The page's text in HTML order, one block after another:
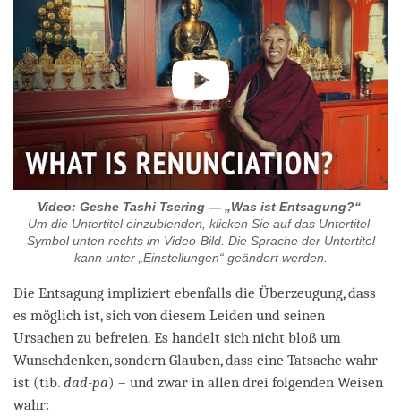
Video: Geshe Tashi Tsering — „Was ist Entsagung?“
Um die Untertitel einzublenden, klicken Sie auf das Untertitel-
Symbol unten rechts im Video-Bild. Die Sprache der Untertitel
kann unter „Einstellungen“ geändert werden.
Die Entsagung impliziert ebenfalls die Überzeugung, dass
es möglich ist, sich von diesem Leiden und seinen
Ursachen zu befreien. Es handelt sich nicht bloß um
Wunschdenken, sondern Glauben, dass eine Tatsache wahr
ist (tib. dad-pa) – und zwar in allen drei folgenden Weisen
wahr: